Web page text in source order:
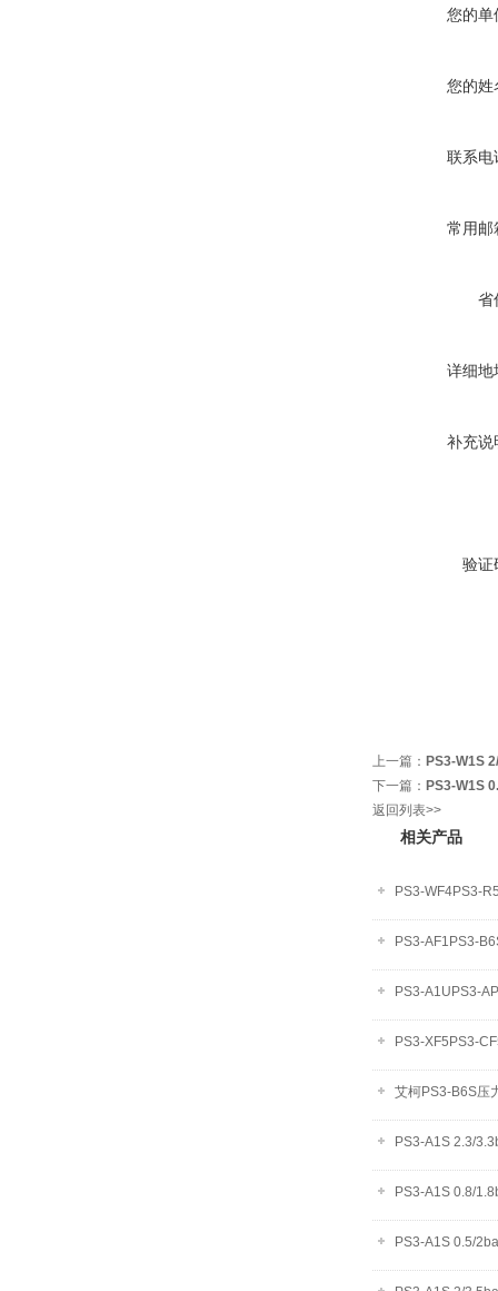
您的单
您的姓
联系电
常用邮
省
详细地
补充说
验证
上一篇： PS3-W1S
下一篇： PS3-W1S
返回列表>>
相关产品
PS3-WF4PS3-
PS3-AF1PS3-
PS3-A1UPS3-
PS3-XF5PS3-
艾柯PS3-B6S压
PS3-A1S 2.3/
PS3-A1S 0.8/
PS3-A1S 0.5/